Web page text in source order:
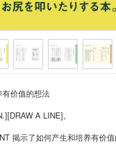
价值的想法
A LINE]。
揭示了如何产生和培养有价